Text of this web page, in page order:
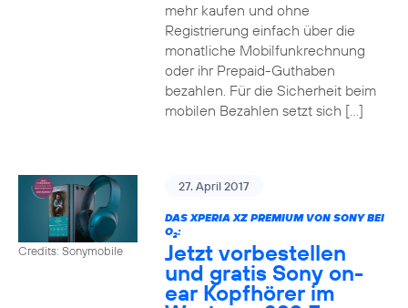
mehr kaufen und ohne
Registrierung einfach über die
monatliche Mobilfunkrechnung
oder ihr Prepaid-Guthaben
bezahlen. Für die Sicherheit beim
mobilen Bezahlen setzt sich […]
Credits: Sonymobile
27. April 2017
DAS XPERIA XZ PREMIUM VON SONY BEI
O2:
Jetzt vorbestellen
und gratis Sony on-
ear Kopfhörer im